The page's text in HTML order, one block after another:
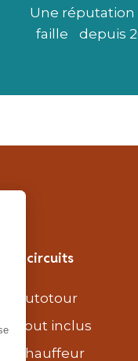
Une réputation
faille depuis
Nos circuits
Autotour
Tout inclus
Chauffeur